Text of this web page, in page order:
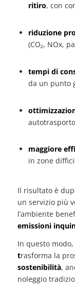
ritiro, con
riduzione
(CO₂, NOx,
tempi di
da un punto
maggiore
in zone
Il risultato è
un servizio più
l’ambiente
emissioni
In questo modo,
trasforma la
sostenibilità,
noleggio